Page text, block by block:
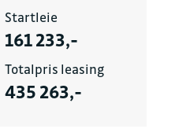
Startleie
161 233,-
Totalpris leasing
435 263,-